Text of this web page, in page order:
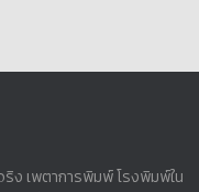
ริง เพตาการพิมพ์ โรงพิมพ์ใน